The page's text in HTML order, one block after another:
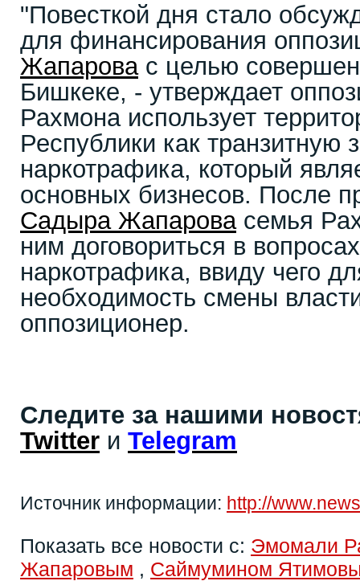
"Повесткой дня стало
для финансирования
Жапаровас целью
Бишкеке, - утверждает
Рахмона использует
Республики как транзитную
наркотрафика, который
основных бизнесов. После
Садыра Жапаровасемья
ним договориться в
наркотрафика, ввиду чего
необходимость смены
оппозиционер.
Следите за нашими
Twitter и Telegram
Источник информации: http://
Показать все новости с: Эмомали
Жапаровым , Саймумином